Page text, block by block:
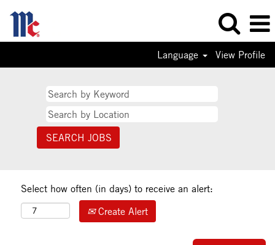
Language View Profile
Select how often (in days) to receive an alert:
Create Alert